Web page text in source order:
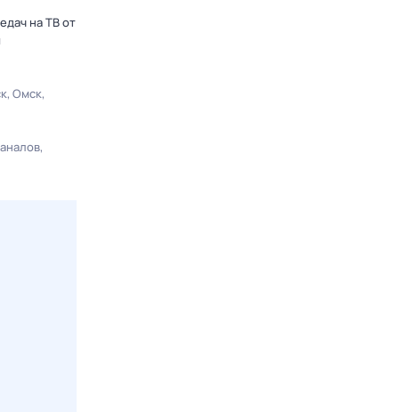
на ТВ от
Омск